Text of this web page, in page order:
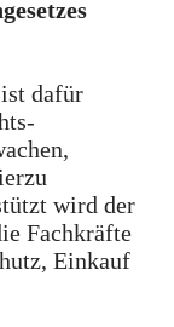
dafür
wird der
Fachkräfte
Einkauf